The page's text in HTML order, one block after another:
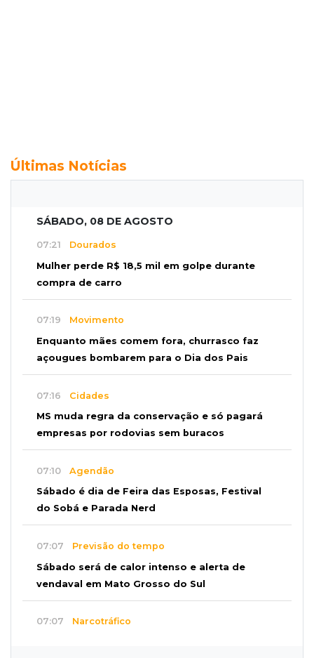
Últimas Notícias
SÁBADO, 08 DE AGOSTO
07:21 Dourados
Mulher perde R$ 18,5 mil em golpe durante
compra de carro
07:19 Movimento
Enquanto mães comem fora, churrasco faz
açougues bombarem para o Dia dos Pais
07:16 Cidades
MS muda regra da conservação e só pagará
empresas por rodovias sem buracos
07:10 Agendão
Sábado é dia de Feira das Esposas, Festival
do Sobá e Parada Nerd
07:07 Previsão do tempo
Sábado será de calor intenso e alerta de
vendaval em Mato Grosso do Sul
07:07 Narcotráfico